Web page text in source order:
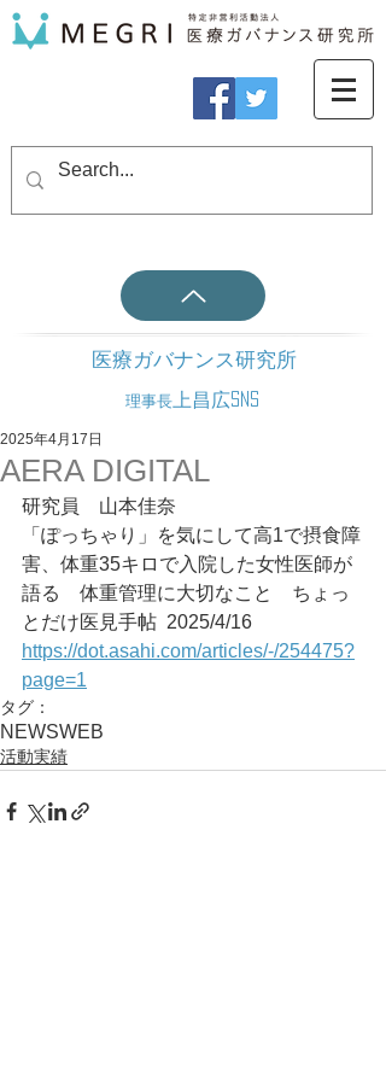
医療ガバナンス研究所
理事長 上昌広SNS
AERA DIGITAL
2025年4月17日
研究員　山本佳奈
「ぽっちゃり」を気にして高1で摂食障
害、体重35キロで入院した女性医師が
語る　体重管理に大切なこと　ちょっ
とだけ医見手帖	2025/4/16
https://dot.asahi.com/articles/-/254475?
page=1
タグ：
NEWSWEB
活動実績